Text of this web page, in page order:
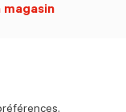
magasin